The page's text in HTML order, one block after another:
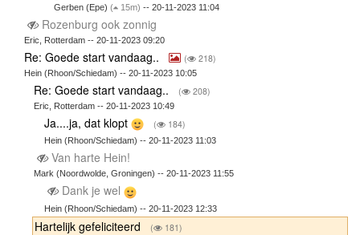
Gerben (Epe)( 15m) -- 20-11-2023 11:04
Rozenburg ook zonnig
Eric, Rotterdam -- 20-11-2023 09:20
Re: Goede start vandaag.. ( 218)
Hein (Rhoon/Schiedam) -- 20-11-2023 10:05
Re: Goede start vandaag.. ( 208)
Eric, Rotterdam -- 20-11-2023 10:49
Ja....ja, dat klopt ( 184)
Hein (Rhoon/Schiedam) -- 20-11-2023 11:03
Van harte Hein!
Mark (Noordwolde, Groningen) -- 20-11-2023 11:55
Dank je wel
Hein (Rhoon/Schiedam) -- 20-11-2023 12:33
Hartelijk gefeliciteerd ( 181)